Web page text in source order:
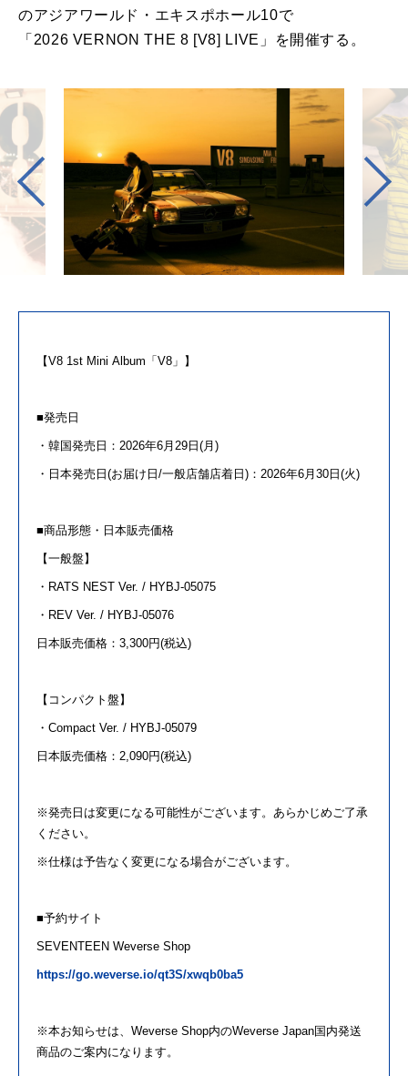
のアジアワールド・エキスポホール10で
「2026 VERNON THE 8 [V8] LIVE」 を開催する。
【V8 1st Mini Album 「 V8 」】
■発売日
・韓国発売日：2026年6月29日(月)
・日本発売日(お届け日/一般店舗店着日)：2026年6月30日(火)
■商品形態・日本販売価格
【一般盤】
・RATS NEST Ver. / HYBJ-05075
・REV Ver. / HYBJ-05076
日本販売価格：3,300円(税込)
【コンパクト盤】
・Compact Ver. / HYBJ-05079
日本販売価格：2,090円(税込)
※発売日は変更になる可能性がございます。あらかじめご了承
ください。
※仕様は予告なく変更になる場合がございます。
■予約サイト
SEVENTEEN Weverse Shop
https://go.weverse.io/qt3S/xwqb0ba5
※本お知らせは、Weverse Shop内のWeverse Japan国内発送
商品の ご案内になります。